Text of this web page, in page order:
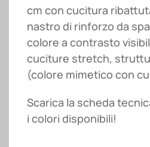
cm con cucitura
nastro di rinforzo da
colore a contrasto
cuciture stretch,
(colore mimetico con
Scarica la scheda
i colori disponibili!